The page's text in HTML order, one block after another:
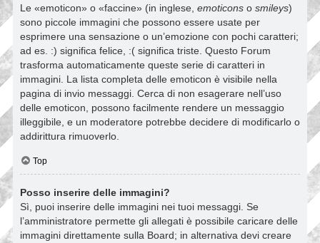
Le «emoticon» o «faccine» (in inglese, emoticons o smileys)
sono piccole immagini che possono essere usate per
esprimere una sensazione o un’emozione con pochi caratteri;
ad es. :) significa felice, :( significa triste. Questo Forum
trasforma automaticamente queste serie di caratteri in
immagini. La lista completa delle emoticon è visibile nella
pagina di invio messaggi. Cerca di non esagerare nell’uso
delle emoticon, possono facilmente rendere un messaggio
illeggibile, e un moderatore potrebbe decidere di modificarlo o
addirittura rimuoverlo.
Top
Posso inserire delle immagini?
Sì, puoi inserire delle immagini nei tuoi messaggi. Se
l’amministratore permette gli allegati è possibile caricare delle
immagini direttamente sulla Board; in alternativa devi creare